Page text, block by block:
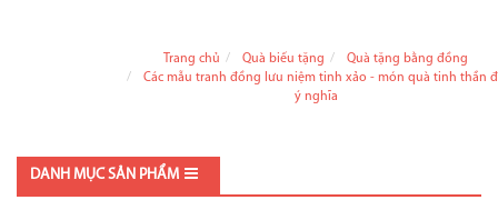
Trang chủ Quà biếu tặng
Quà tặng bằng đồng
Các mẫu tranh đồng lưu niệm tinh xảo - món quà tinh thần
ý nghĩa
DANH MỤC SẢN PHẨM